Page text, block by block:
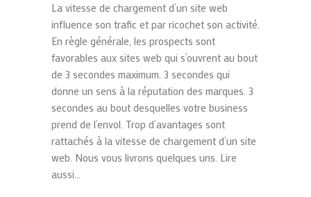
La vitesse de chargement d’un site web
influence son trafic et par ricochet son activité.
En règle générale, les prospects sont
favorables aux sites web qui s’ouvrent au bout
de 3 secondes maximum. 3 secondes qui
donne un sens à la réputation des marques. 3
secondes au bout desquelles votre business
prend de l’envol. Trop d’avantages sont
rattachés à la vitesse de chargement d’un site
web. Nous vous livrons quelques uns. Lire
aussi...